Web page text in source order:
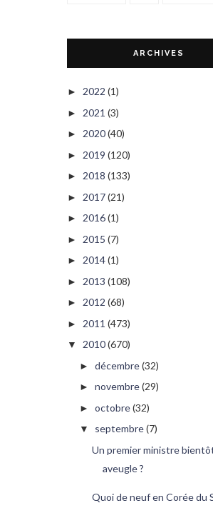
ARCHIVES
► 2022 (1)
► 2021 (3)
► 2020(40)
► 2019 (120)
► 2018 (133)
► 2017(21)
► 2016(1)
► 2015 (7)
► 2014(1)
► 2013 (108)
► 2012 (68)
► 2011 (473)
▼ 2010(670)
► décembre(32)
► novembre(29)
► octobre(32)
▼ septembre(7)
Un premier ministre
aveugle ?
Quoi de neuf en Corée du